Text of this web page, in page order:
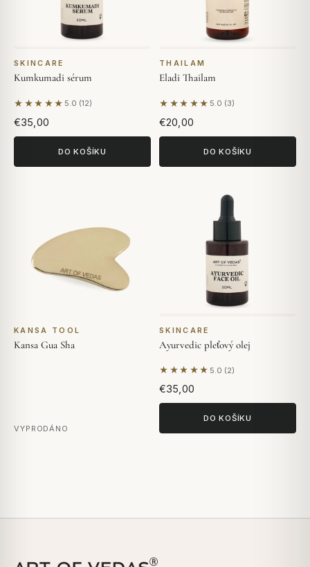
SKINCARE
Kumkumadi sérum
★★★★★ 5.0 (12)
Na základě 12 hodnocení
€35,00
DO KOŠÍKU
THAILAM
Eladi Thailam
★★★★★ 5.0 (3)
Na základě 3 hodnocení
€20,00
DO KOŠÍKU
KANSA TOOL
Kansa Gua Sha
VYPRODÁNO
SKINCARE
Ayurvedic pleťový olej
★★★★★ 5.0 (2)
Na základě 2 hodnocení
€35,00
DO KOŠÍKU